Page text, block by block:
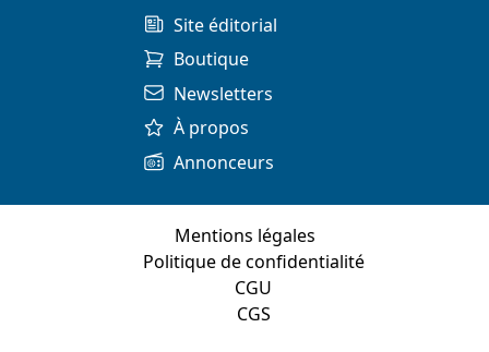
Site éditorial
Boutique
Newsletters
À propos
Annonceurs
Mentions légales
Politique de confidentialité
CGU
CGS